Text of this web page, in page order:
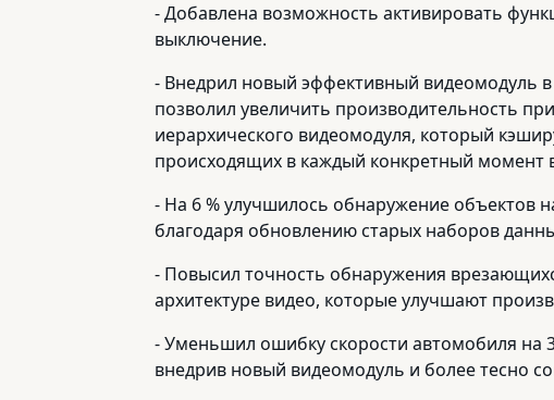
- Добавлена возможность активировать
выключение.
- Внедрил новый эффективный видеомодуль
позволил увеличить производительность
иерархического видеомодуля, который
происходящих в каждый конкретный момент
- На 6 % улучшилось обнаружение объектов
благодаря обновлению старых наборов
- Повысил точность обнаружения
архитектуре видео, которые улучшают
- Уменьшил ошибку скорости автомобиля на
внедрив новый видеомодуль и более тесно